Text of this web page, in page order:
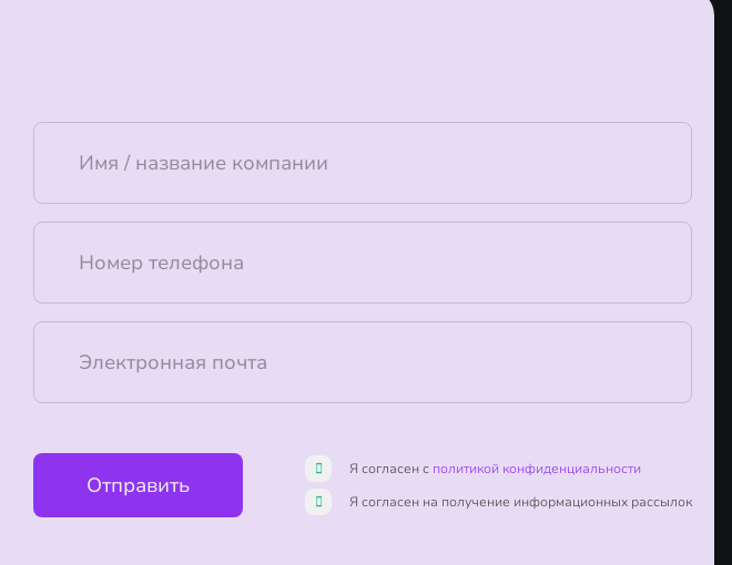
Отправить
Я согласен с политикой конфиденциальности
Я согласен на получение информационных рассылок